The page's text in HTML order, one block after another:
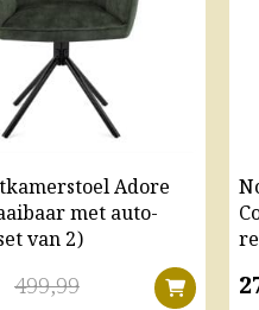
Adore
met auto-
van 2)
499,99